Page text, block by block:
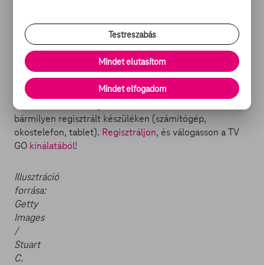
Forrás:Origo.hu
Mi aTV GO? Egy szórakoztató portál, ahol filmeket,
sorozatokat és tévéműsorokat nézhet, friss hírekkel és
filmes cikkekkel kiegészítve. Mindez bárhol, bármikor,
bármilyen regisztrált készüléken (számítógép,
okostelefon, tablet). Regisztráljon, és válogasson a TV
GO kínálatából!
Illusztráció
forrása:
Getty
Images
/
Stuart
C.
Testreszabás
Mindet elutasítom
Mindet elfogadom